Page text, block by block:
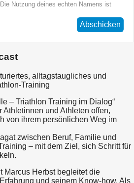
Nutzung deines echten Namens ist
Abschicken
alltagstaugliches und
Training
– Triathlon Training im Dialog“
Athletinnen und Athleten offen,
von ihrem persönlichen Weg im
zwischen Beruf, Familie und
– mit dem Ziel, sich Schritt für
Marcus Herbst begleitet die
und seinem Know-how. Als